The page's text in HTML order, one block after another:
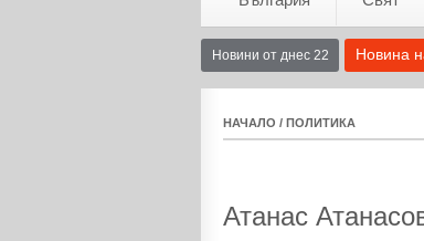
Новини от днес 22 Новина
НАЧАЛО / ПОЛИТИКА
Атанас